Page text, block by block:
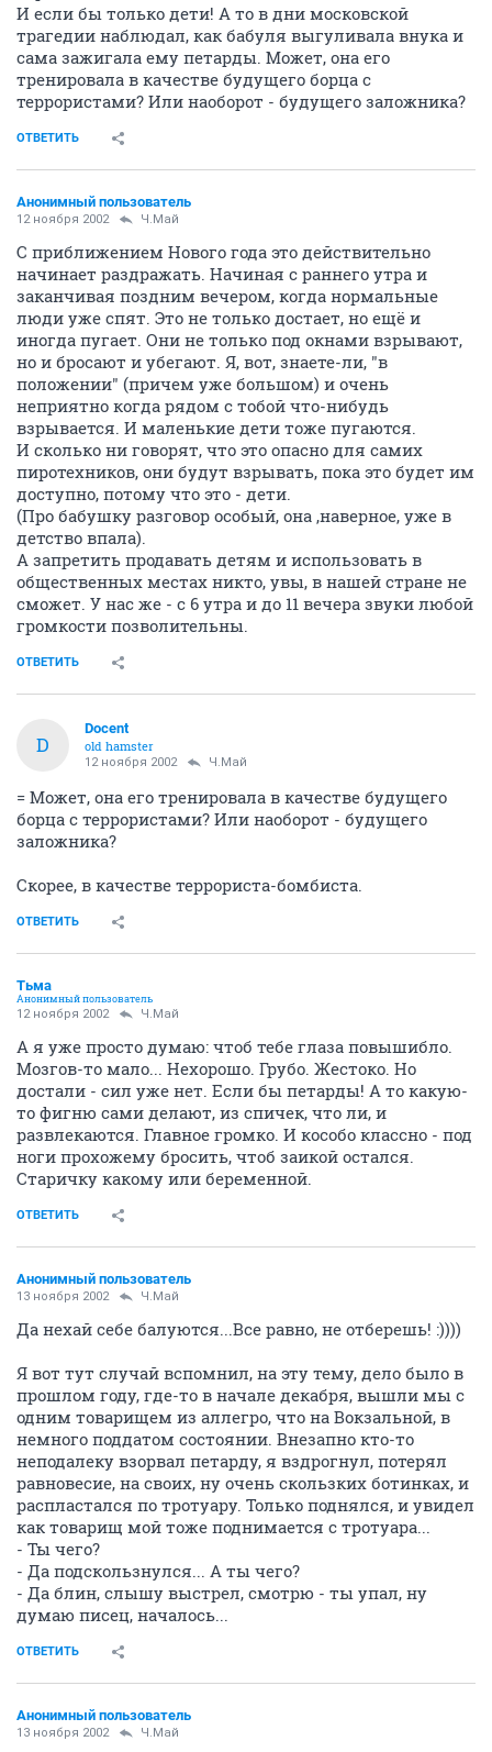
И если бы только дети! А то в дни московской
трагедии наблюдал, как бабуля выгуливала внука и
сама зажигала ему петарды. Может, она его
тренировала в качестве будущего борца с
террористами? Или наоборот - будущего заложника?
ОТВЕТИТЬ
Анонимный пользователь
12 ноября 2002 Ч.Май
С приближением Нового года это действительно
начинает раздражать. Начиная с раннего утра и
заканчивая поздним вечером, когда нормальные
люди уже спят. Это не только достает, но ещё и
иногда пугает. Они не только под окнами взрывают,
но и бросают и убегают. Я, вот, знаете-ли, "в
положении" (причем уже большом) и очень
неприятно когда рядом с тобой что-нибудь
взрывается. И маленькие дети тоже пугаются.
И сколько ни говорят, что это опасно для самих
пиротехников, они будут взрывать, пока это будет им
доступно, потому что это - дети.
(Про бабушку разговор особый, она ,наверное, уже в
детство впала).
А запретить продавать детям и использовать в
общественных местах никто, увы, в нашей стране не
сможет. У нас же - с 6 утра и до 11 вечера звуки любой
громкости позволительны.
ОТВЕТИТЬ
D
Docent
old hamster
12 ноября 2002 Ч.Май
= Может, она его тренировала в качестве будущего
борца с террористами? Или наоборот - будущего
заложника?
Скорее, в качестве террориста-бомбиста.
ОТВЕТИТЬ
Тьма
Анонимный пользователь
12 ноября 2002 Ч.Май
А я уже просто думаю: чтоб тебе глаза повышибло.
Мозгов-то мало... Нехорошо. Грубо. Жестоко. Но
достали - сил уже нет. Если бы петарды! А то какую-
то фигню сами делают, из спичек, что ли, и
развлекаются. Главное громко. И кособо классно - под
ноги прохожему бросить, чтоб заикой остался.
Старичку какому или беременной.
ОТВЕТИТЬ
Анонимный пользователь
13 ноября 2002 Ч.Май
Да нехай себе балуются...Все равно, не отберешь! :))))
Я вот тут случай вспомнил, на эту тему, дело было в
прошлом году, где-то в начале декабря, вышли мы с
одним товарищем из аллегро, что на Вокзальной, в
немного поддатом состоянии. Внезапно кто-то
неподалеку взорвал петарду, я вздрогнул, потерял
равновесие, на своих, ну очень скользких ботинках, и
распластался по тротуару. Только поднялся, и увидел
как товарищ мой тоже поднимается с тротуара...
- Ты чего?
- Да подскользнулся... А ты чего?
- Да блин, слышу выстрел, смотрю - ты упал, ну
думаю писец, началось...
ОТВЕТИТЬ
Анонимный пользователь
13 ноября 2002 Ч.Май